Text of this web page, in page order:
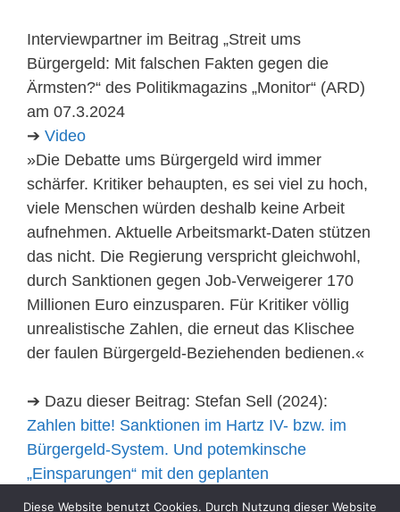
Interviewpartner im Beitrag „Streit ums
Bürgergeld: Mit falschen Fakten gegen die
Ärmsten?“ des Politikmagazins „Monitor“ (ARD)
am 07.3.2024
➔ Video
»Die Debatte ums Bürgergeld wird immer
schärfer. Kritiker behaupten, es sei viel zu hoch,
viele Menschen würden deshalb keine Arbeit
aufnehmen. Aktuelle Arbeitsmarkt-Daten stützen
das nicht. Die Regierung verspricht gleichwohl,
durch Sanktionen gegen Job-Verweigerer 170
Millionen Euro einzusparen. Für Kritiker völlig
unrealistische Zahlen, die erneut das Klischee
der faulen Bürgergeld-Beziehenden bedienen.«
➔ Dazu dieser Beitrag: Stefan Sell (2024):
Zahlen bitte! Sanktionen im Hartz IV- bzw. im
Bürgergeld-System. Und potemkinsche
„Einsparungen“ mit den geplanten
Diese Website benutzt Cookies. Durch Nutzung dieser Website